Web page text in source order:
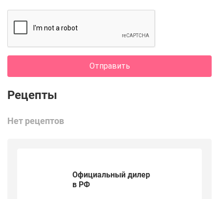
Отправить
Нет рецептов
Официальный дилер
в РФ